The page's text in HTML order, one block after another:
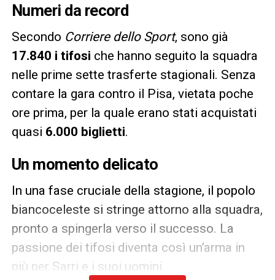
Numeri da record
Secondo Corriere dello Sport, sono già
17.840 i tifosi che hanno seguito la squadra
nelle prime sette trasferte stagionali. Senza
contare la gara contro il Pisa, vietata poche
ore prima, per la quale erano stati acquistati
quasi 6.000 biglietti.
Un momento delicato
In una fase cruciale della stagione, il popolo
biancoceleste si stringe attorno alla squadra,
pronto a spingerla verso il successo. La
passione dei tifosi diventa così un’arma in
più per Sarri e i suoi uomini.